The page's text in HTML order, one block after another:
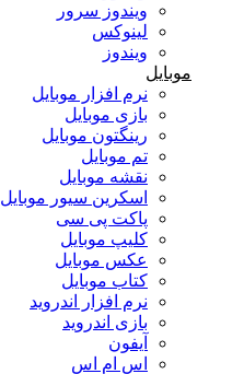
ویندوز سرور
لینوکس
ویندوز
موبایل
نرم افزار موبایل
بازی موبایل
رینگتون موبایل
تم موبایل
نقشه موبایل
اسکرین سیور موبایل
پاکت پی سی
کلیپ موبایل
عکس موبایل
کتاب موبایل
نرم افزار اندروید
بازی اندروید
آیفون
اس ام اس